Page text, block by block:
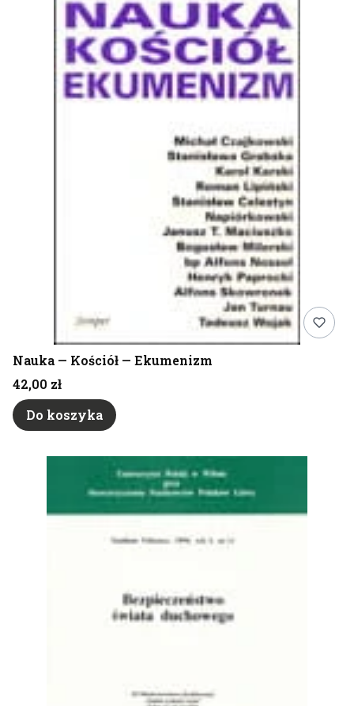
Nauka — Kościół — Ekumenizm
Cena
42,00 zł
Do koszyka